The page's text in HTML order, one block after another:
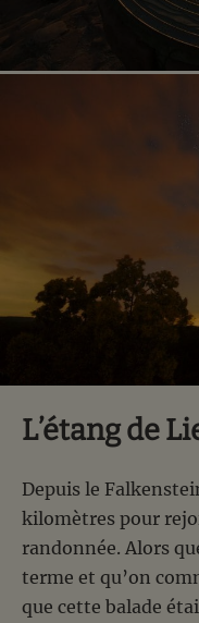
L’étang de
Depuis le
kilomètres pour
randonnée. Alors
terme et qu’on
que cette balade